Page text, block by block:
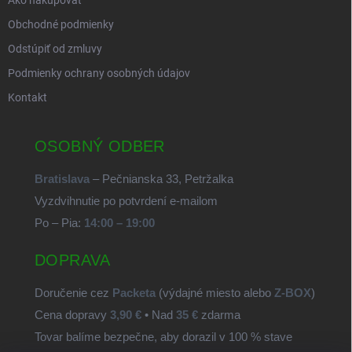
Obchodné podmienky
Odstúpiť od zmluvy
Podmienky ochrany osobných údajov
Kontakt
OSOBNÝ ODBER
Bratislava – Pečnianska 33, Petržalka
Vyzdvihnutie po potvrdení e-mailom
Po – Pia: 14:00 – 19:00
DOPRAVA
Doručenie cez Packeta (výdajné miesto alebo Z-BOX)
Cena dopravy 3,90 € • Nad 35 € zdarma
Tovar balíme bezpečne, aby dorazil v 100 % stave